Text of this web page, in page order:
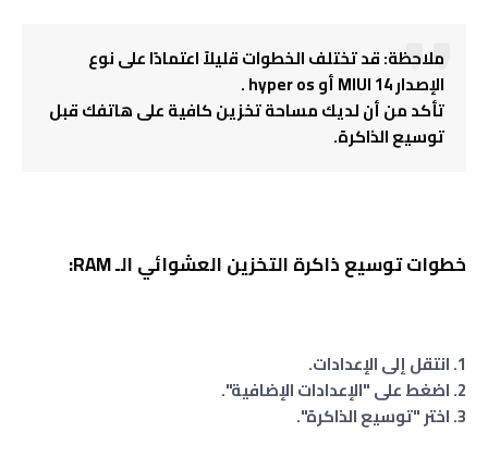
ملاحظة: قد تختلف الخطوات قليلاً اعتمادًا على نوع
الإصدار MIUI 14 أو hyper os .
تأكد من أن لديك مساحة تخزين كافية على هاتفك قبل
توسيع الذاكرة.
خطوات توسيع ذاكرة التخزين العشوائي الـ RAM:
1. انتقل إلى الإعدادات.
2. اضغط على "الإعدادات الإضافية".
3. اختر "توسيع الذاكرة".